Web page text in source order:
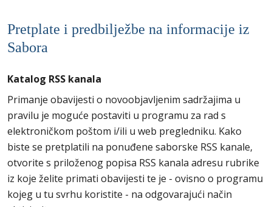
Pretplate i predbilježbe na informacije iz
Sabora
Katalog RSS kanala
Primanje obavijesti o novoobjavljenim sadržajima u
pravilu je moguće postaviti u programu za rad s
elektroničkom poštom i/ili u web pregledniku. Kako
biste se pretplatili na ponuđene saborske RSS kanale,
otvorite s priloženog popisa RSS kanala adresu rubrike
iz koje želite primati obavijesti te je - ovisno o programu
kojeg u tu svrhu koristite - na odgovarajući način